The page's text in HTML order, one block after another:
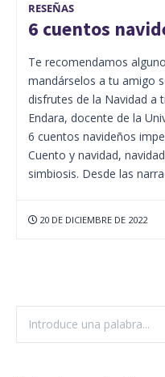
RESEÑAS
6 cuentos
Te recomendamos
mandárselos a tu amigo
disfrutes de la Navidad a
Endara, docente de la
6 cuentos navideños
Cuento y navidad,
simbiosis. Desde las
20 DE DICIEMBRE DE 2022